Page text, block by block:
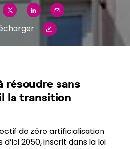
résoudre sans
la transition
de zéro artificialisation
d’ici 2050, inscrit dans la loi